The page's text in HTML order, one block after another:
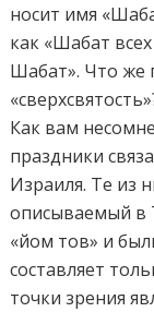
носит имя
как «Шабат
Шабат». Что же
Как вам
праздники
Израиля. Те из
описываемый в
«йом тов» и
составляет
точки зрения